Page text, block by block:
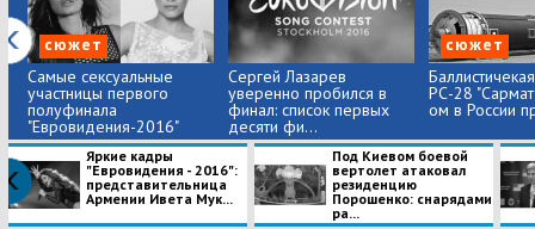
сюжет
Самые сексуальные
участницы первого
полуфинала
"Евровидения-2016"
Сергей Лазарев
уверенно пробился в
финал: список первых
десяти фи...
сюжет
РС-28
ом в России
Яркие кадры
"Евровидения - 2016":
представительница
Армении Ивета Мук...
Под Киевом боевой
вертолет атаковал
резиденцию
Порошенко: снарядами
ра...